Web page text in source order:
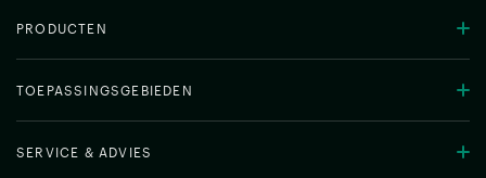
PRODUCTEN
TOEPASSINGSGEBIEDEN
SERVICE & ADVIES